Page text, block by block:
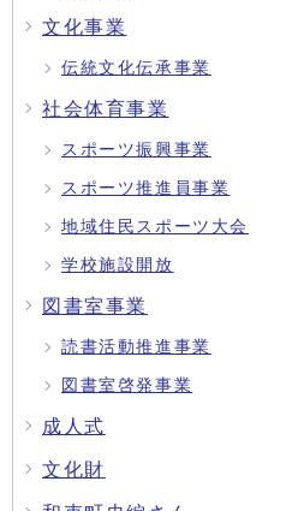
文化事業
伝統文化伝承事業
社会体育事業
スポーツ振興事業
スポーツ推進員事業
地域住民スポーツ大会
学校施設開放
図書室事業
読書活動推進事業
図書室啓発事業
成人式
文化財